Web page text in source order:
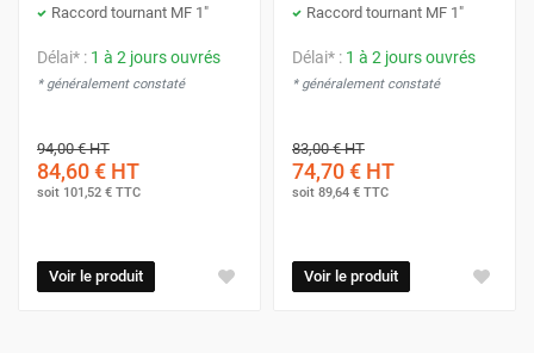
Raccord tournant MF 1"
Délai* : 1 à 2 jours ouvrés
* généralement constaté
94,00 €HT
84,60 € HT
soit 101,52 € TTC
Voir le produit
Raccord tournant MF 1"
Délai* : 1 à 2 jours ouvrés
* généralement constaté
83,00 €HT
74,70 € HT
soit 89,64 € TTC
Voir le produit